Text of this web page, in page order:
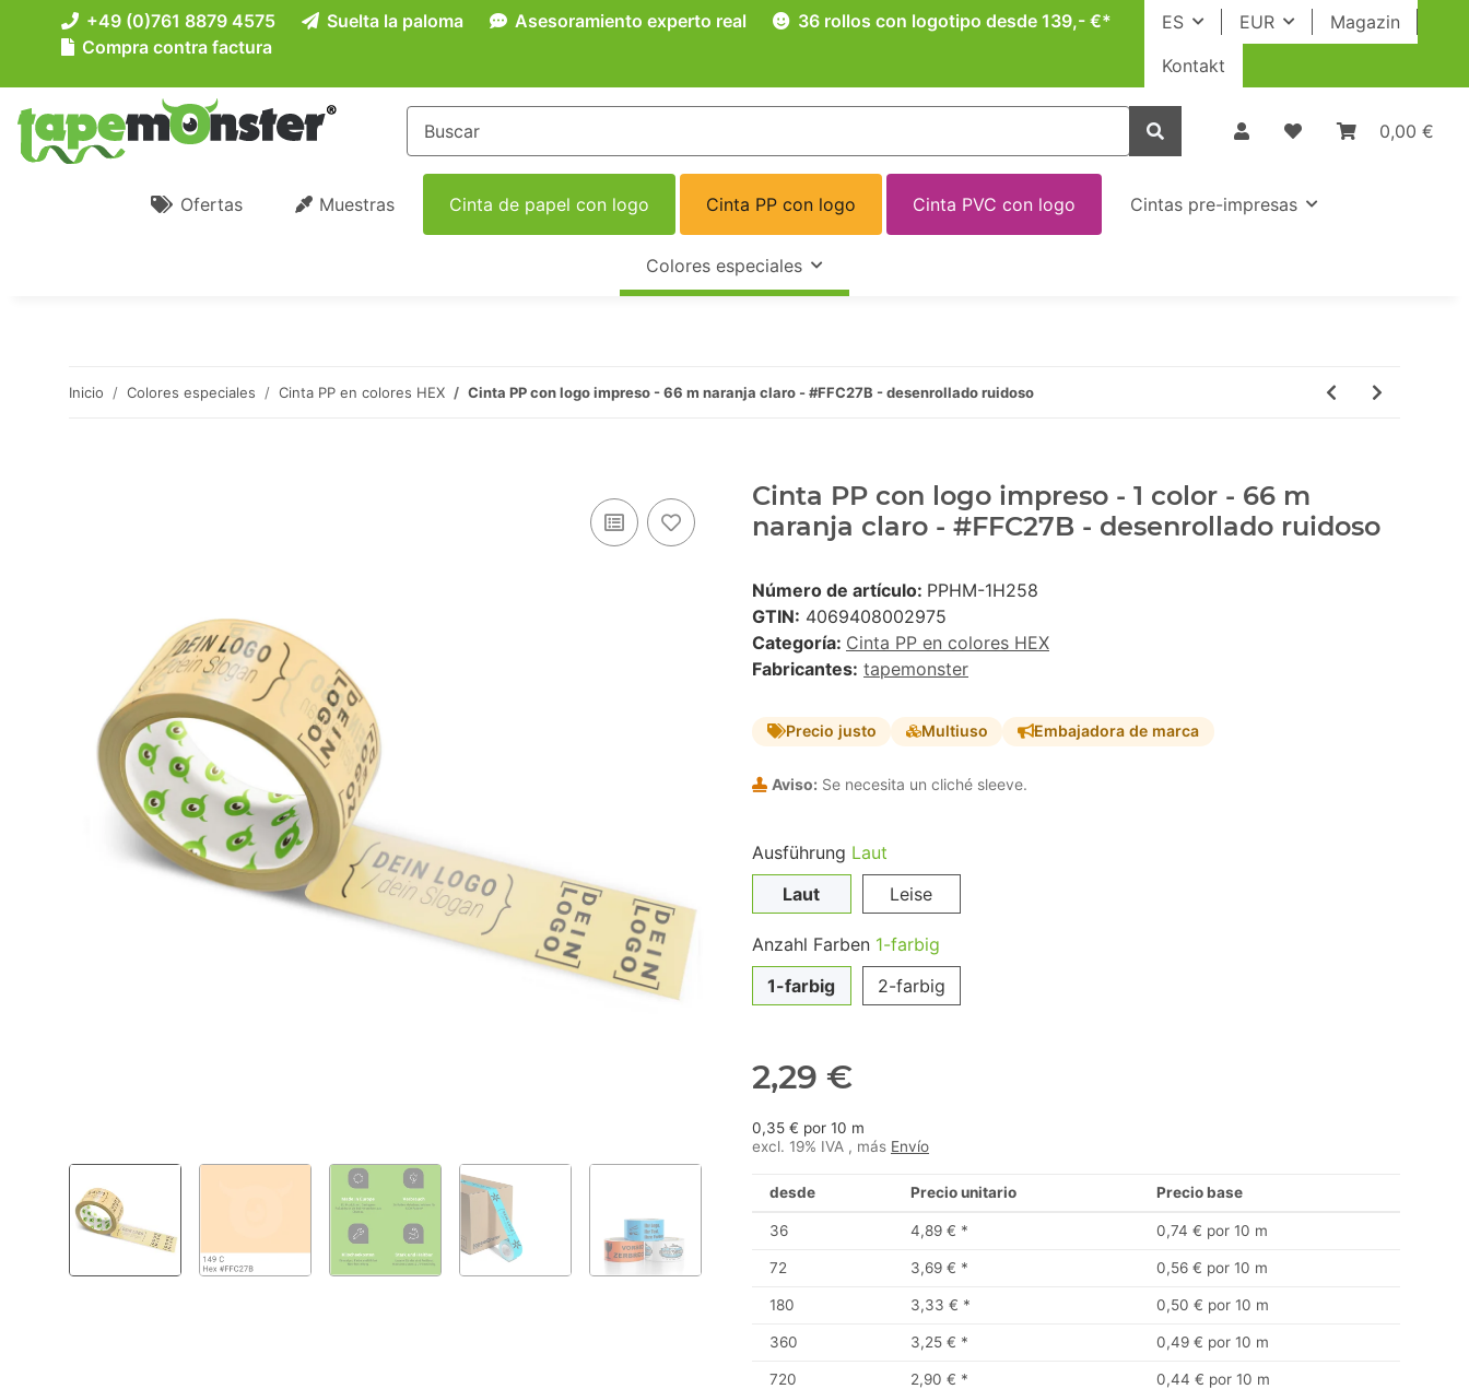
ES EUR
Magazin
Kontakt
+49 (0)761 8879 4575 Suelta la paloma Asesoramiento experto real
36 rollos con logotipo desde 139,- €*
Compra contra factura
0,00 €
Ofertas Muestras Cinta de papel con logo Cinta PP con logo Cinta PVC con logo Cintas pre-impresas
Colores especiales
Inicio Colores especiales Cinta PP en colores HEX Cinta PP con logo impreso - 66 m naranja claro - #FFC27B - desenrollado ruidoso
Cinta PP con logo impreso - 1 color - 66 m
naranja claro - #FFC27B - desenrollado ruidoso
Número de artículo: PPHM-1H258
GTIN: 4069408002975
Categoría: Cinta PP en colores HEX
Fabricantes: tapemonster
Precio justo Multiuso Embajadora de marca
Aviso: Se necesita un cliché sleeve.
Ausführung Laut
Laut
Leise
Anzahl Farben 1-farbig
1-farbig
2-farbig
2,29 €
0,35 € por 10 m
excl. 19% IVA , más Envío
desde Precio unitario Precio base
36 4,89 € * 0,74 € por 10 m
72 3,69 € * 0,56 € por 10 m
180 3,33 € * 0,50 € por 10 m
360 3,25 € * 0,49 € por 10 m
720 2,90 € * 0,44 € por 10 m